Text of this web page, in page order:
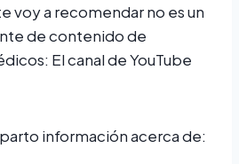
voy a recomendar no es un
de contenido de
El canal de YouTube
información acerca de: